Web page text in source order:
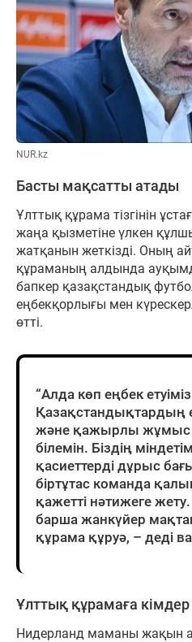
NUR.kz
Басты мақсатты атады
Ұлттық құрама тізгінін
жаңа қызметіне үлкен
жатқанын жеткізді. Оның
құраманың алдында
бапкер қазақстандық
еңбекқорлығы мен
өтті.
“Алда көп еңбек
Қазақстандықтардың
және қажырлы жұмыс
білемін. Біздің
қасиеттерді дұрыс
біртұтас команда
қажетті нәтижеге
барша жанкүйер
құрама құруә, – деді
Ұлттық құрамаға
Нидерланд маманы жақын